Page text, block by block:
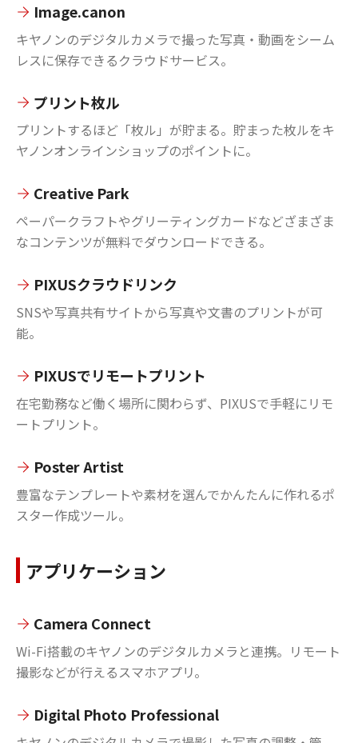
Image.canon
キヤノンのデジタルカメラで撮った写真・動画をシーム
レスに保存できるクラウドサービス。
プリント枚ル
プリントするほど「枚ル」が貯まる。貯まった枚ルをキ
ヤノンオンラインショップのポイントに。
Creative Park
ペーパークラフトやグリーティングカードなどざまざま
なコンテンツが無料でダウンロードできる。
PIXUSクラウドリンク
SNSや写真共有サイトから写真や文書のプリントが可
能。
PIXUSでリモートプリント
在宅勤務など働く場所に関わらず、PIXUSで手軽にリモ
ートプリント。
Poster Artist
豊富なテンプレートや素材を選んでかんたんに作れるポ
スター作成ツール。
アプリケーション
Camera Connect
Wi-Fi搭載のキヤノンのデジタルカメラと連携。リモート
撮影などが行えるスマホアプリ。
Digital Photo Professional